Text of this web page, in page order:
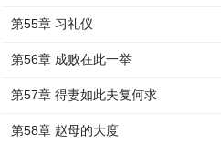
第55章 习礼仪
第56章 成败在此一举
第57章 得妻如此夫复何求
第58章 赵母的大度